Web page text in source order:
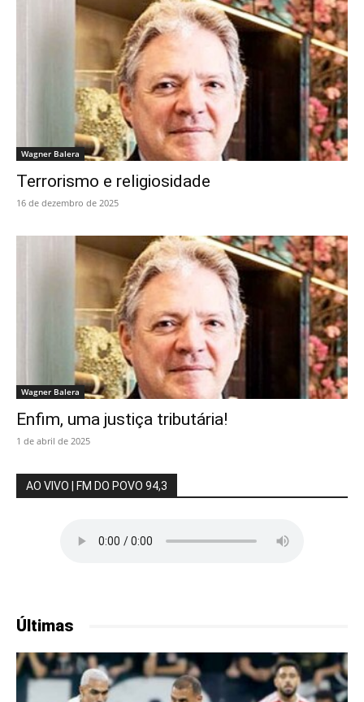
Wagner Balera
Terrorismo e religiosidade
16 de dezembro de 2025
Wagner Balera
Enfim, uma justiça tributária!
1 de abril de 2025
AO VIVO | FM DO POVO 94,3
Últimas